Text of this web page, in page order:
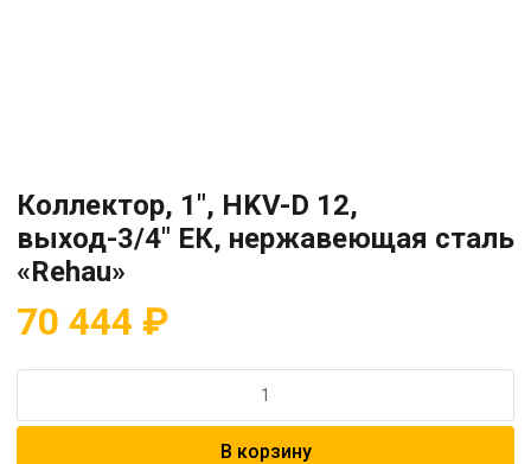
Коллектор, 1″, HKV-D 12,
выход-3/4″ ЕК, нержавеющая сталь
«Rehau»
70 444 ₽
Коллектор,
В корзину